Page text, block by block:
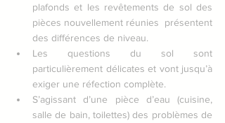
plafonds et les revêtements de sol des
pièces nouvellement réunies  présentent
des différences de niveau.
Les questions du sol sont
particulièrement délicates et vont jusqu’à
exiger une réfection complète.
S’agissant d’une pièce d’eau (cuisine,
salle de bain, toilettes) des problèmes de